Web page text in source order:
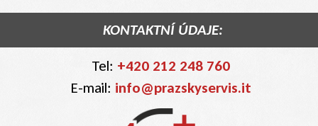
KONTAKTNÍ ÚDAJE:
Tel: +420 212 248 760
E-mail: info@prazskyservis.it